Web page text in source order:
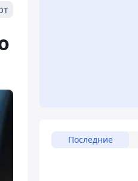
Последние